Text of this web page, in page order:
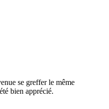
se greffer le même
bien apprécié.